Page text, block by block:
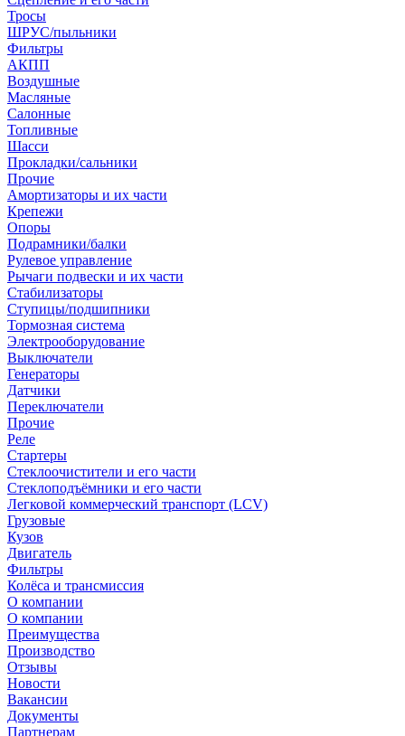
Тросы
ШРУС/пыльники
Фильтры
АКПП
Воздушные
Масляные
Салонные
Топливные
Шасси
Прокладки/сальники
Прочие
Амортизаторы и их части
Крепежи
Опоры
Подрамники/балки
Рулевое управление
Рычаги подвески и их части
Стабилизаторы
Ступицы/подшипники
Тормозная система
Электрооборудование
Выключатели
Генераторы
Датчики
Переключатели
Прочие
Реле
Стартеры
Стеклоочистители и его части
Стеклоподъёмники и его части
Легковой коммерческий транспорт (LCV)
Грузовые
Кузов
Двигатель
Фильтры
Колёса и трансмиссия
О компании
О компании
Преимущества
Производство
Отзывы
Новости
Вакансии
Документы
Партнерам